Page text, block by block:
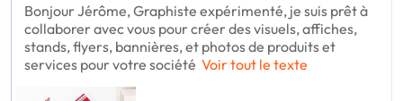
Bonjour Jérôme, Graphiste expérimenté, je suis prêt à
collaborer avec vous pour créer des visuels, affiches,
stands, flyers, bannières, et photos de produits et
services pour votre société Voir tout le texte